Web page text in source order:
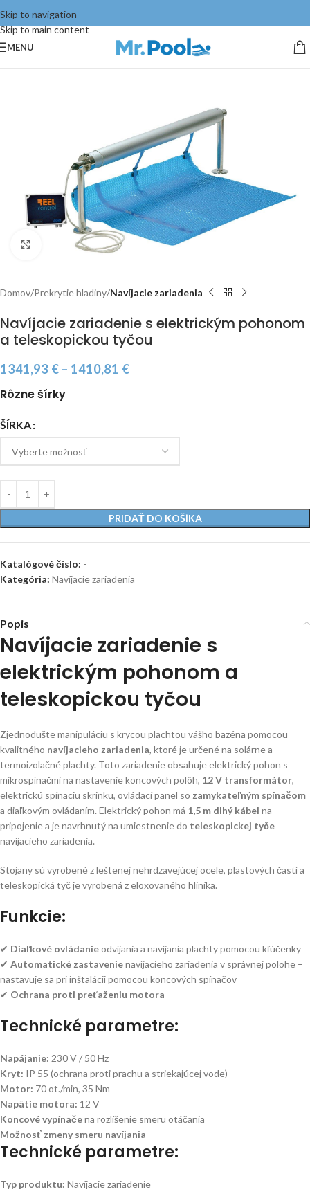
Skip to navigation
Skip to main content
MENU
Click to enlarge
Domov Prekrytie hladiny Navíjacie zariadenia
Navíjacie zariadenie s elektrickým pohonom
a teleskopickou tyčou
1341,93 € – 1410,81 €
Rôzne šírky
ŠÍRKA
PRIDAŤ DO KOŠÍKA
Katalógové číslo: -
Kategória: Navíjacie zariadenia
Popis
Navíjacie zariadenie s
elektrickým pohonom a
teleskopickou tyčou
Zjednodušte manipuláciu s krycou plachtou vášho bazéna pomocou
kvalitného navíjacieho zariadenia, ktoré je určené na solárne a
termoizolačné plachty. Toto zariadenie obsahuje elektrický pohon s
mikrospínačmi na nastavenie koncových polôh, 12 V transformátor,
elektrickú spínaciu skrinku, ovládací panel so zamykateľným spínačom
a diaľkovým ovládaním. Elektrický pohon má 1,5 m dlhý kábel na
pripojenie a je navrhnutý na umiestnenie do teleskopickej tyče
navíjacieho zariadenia.
Stojany sú vyrobené z leštenej nehrdzavejúcej ocele, plastových častí a
teleskopická tyč je vyrobená z eloxovaného hliníka.
Funkcie:
✔ Diaľkové ovládanieodvíjania a navíjania plachty pomocou kľúčenky
✔ Automatické zastavenienavíjacieho zariadenia v správnej polohe –
nastavuje sa pri inštalácii pomocou koncových spínačov
✔ Ochrana proti preťaženiu motora
Technické parametre:
Napájanie: 230 V / 50 Hz
Kryt: IP 55 (ochrana proti prachu a striekajúcej vode)
Motor: 70 ot./min, 35 Nm
Napätie motora: 12 V
Koncové vypínačena rozlíšenie smeru otáčania
Možnosť zmeny smeru navíjania
Technické parametre:
Typ produktu: Navíjacie zariadenie